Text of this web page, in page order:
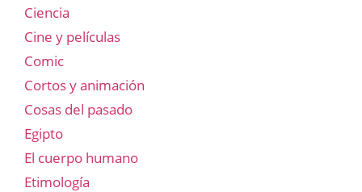
Ciencia
Cine y películas
Comic
Cortos y animación
Cosas del pasado
Egipto
El cuerpo humano
Etimología